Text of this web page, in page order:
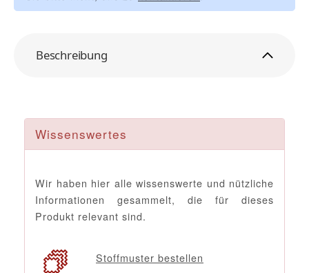
Beschreibung
Wissenswertes
Wir haben hier alle wissenswerte und nützliche
Informationen gesammelt, die für dieses
Produkt relevant sind.
Stoffmuster bestellen